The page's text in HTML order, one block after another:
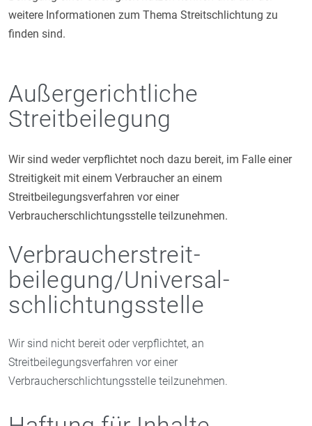
weitere Informationen zum Thema Streitschlichtung zu
finden sind.
Außergerichtliche
Streitbeilegung
Wir sind weder verpflichtet noch dazu bereit, im Falle einer
Streitigkeit mit einem Verbraucher an einem
Streitbeilegungsverfahren vor einer
Verbraucherschlichtungsstelle teilzunehmen.
Verbraucher­streit­
beilegung/Universal­
schlichtungs­stelle
Wir sind nicht bereit oder verpflichtet, an
Streitbeilegungsverfahren vor einer
Verbraucherschlichtungsstelle teilzunehmen.